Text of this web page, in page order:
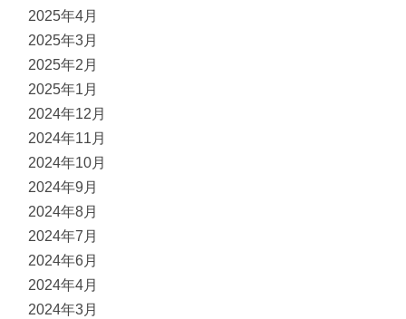
2025年4月
2025年3月
2025年2月
2025年1月
2024年12月
2024年11月
2024年10月
2024年9月
2024年8月
2024年7月
2024年6月
2024年4月
2024年3月